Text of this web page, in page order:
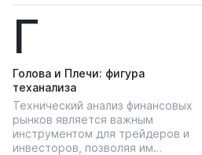
Г
Голова и Плечи: фигура
теханализа
Технический анализ финансовых
рынков является важным
инструментом для трейдеров и
инвесторов, позволяя им…